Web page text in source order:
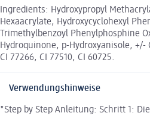
Ingredients: Hydroxypropyl
Hexaacrylate, Hydroxycyclohexyl
Trimethylbenzoyl Phenylphosphine
Hydroquinone, p-Hydroxyanisole, +/-
CI 77266, CI 77510, CI 60725.
Verwendungshinweise
"Step by Step Anleitung: Schritt 1: